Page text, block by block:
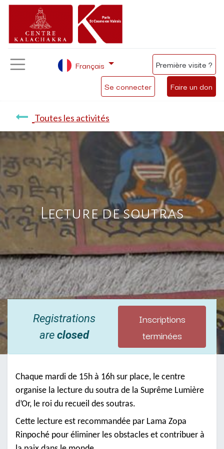
Se connecter Faire un don
Français Première visite ?
Toutes les activités
Lecture de soutras
Registrations
areclosed
Inscriptions
terminées
Chaque mardi de 15h à 16h sur place, le centre
organise la lecture du soutra de la Suprême Lumière
d’Or, le roi du recueil des soutras.
Cette lecture est recommandée par Lama Zopa
Rinpoché pour éliminer les obstacles et contribuer à